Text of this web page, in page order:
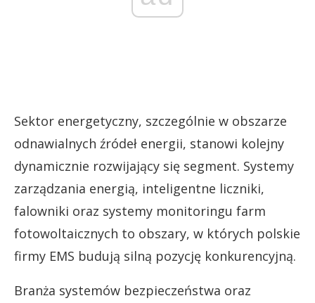
Sektor energetyczny, szczególnie w obszarze
odnawialnych źródeł energii, stanowi kolejny
dynamicznie rozwijający się segment. Systemy
zarządzania energią, inteligentne liczniki,
falowniki oraz systemy monitoringu farm
fotowoltaicznych to obszary, w których polskie
firmy EMS budują silną pozycję konkurencyjną.
Branża systemów bezpieczeństwa oraz